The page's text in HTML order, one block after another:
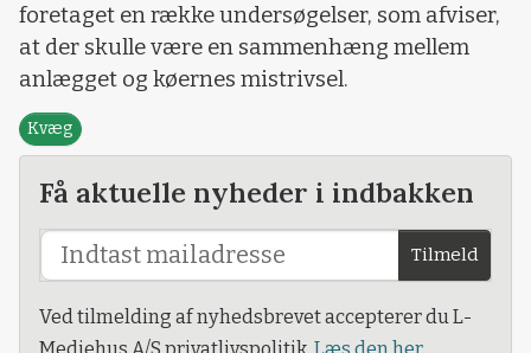
foretaget en række undersøgelser, som afviser,
at der skulle være en sammenhæng mellem
anlægget og køernes mistrivsel.
Kvæg
Få aktuelle nyheder i indbakken
Tilmeld
Ved tilmelding af nyhedsbrevet accepterer du L-
Mediehus A/S privatlivspolitik. Læs den her.